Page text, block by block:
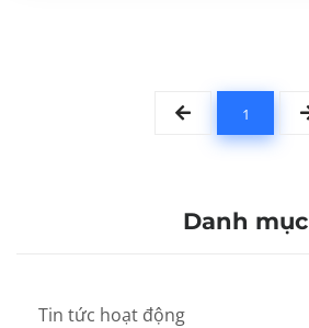
1
Danh mục
Tin tức hoạt động